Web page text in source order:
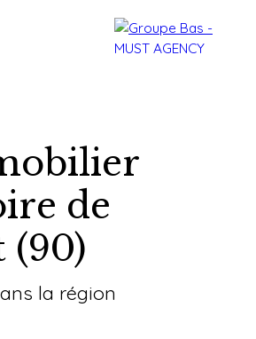
Vendre
de
(90)
la région